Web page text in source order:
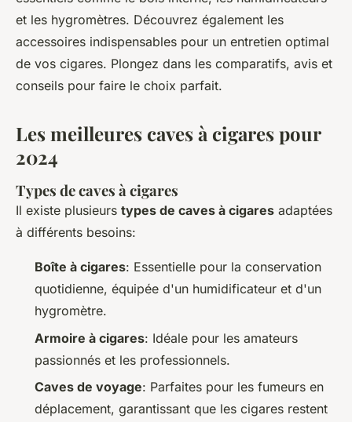
et les hygromètres. Découvrez également les
accessoires indispensables pour un entretien optimal
de vos cigares. Plongez dans les comparatifs, avis et
conseils pour faire le choix parfait.
Les meilleures caves à cigares pour
2024
Types de caves à cigares
Il existe plusieurs types de caves à cigares adaptées
à différents besoins:
Boîte à cigares: Essentielle pour la conservation
quotidienne, équipée d'un humidificateur et d'un
hygromètre.
Armoire à cigares: Idéale pour les amateurs
passionnés et les professionnels.
Caves de voyage: Parfaites pour les fumeurs en
déplacement, garantissant que les cigares restent